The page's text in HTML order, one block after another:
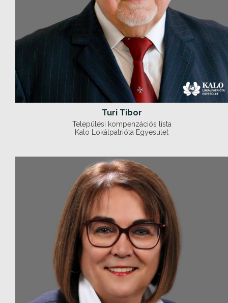
Turi Tibor
Települési kompenzációs lista
Kalo Lokálpatrióta Egyesület